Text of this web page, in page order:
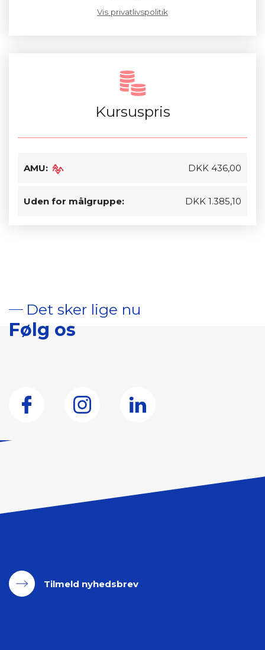
Vis privatlivspolitik
Kursuspris
AMU: DKK 436,00
Uden for målgruppe: DKK 1.385,10
Det sker lige nu
Følg os
Tilmeld nyhedsbrev